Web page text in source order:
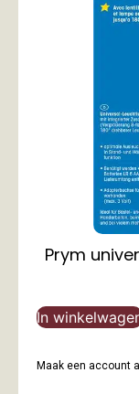
Prym
In
Maak een account